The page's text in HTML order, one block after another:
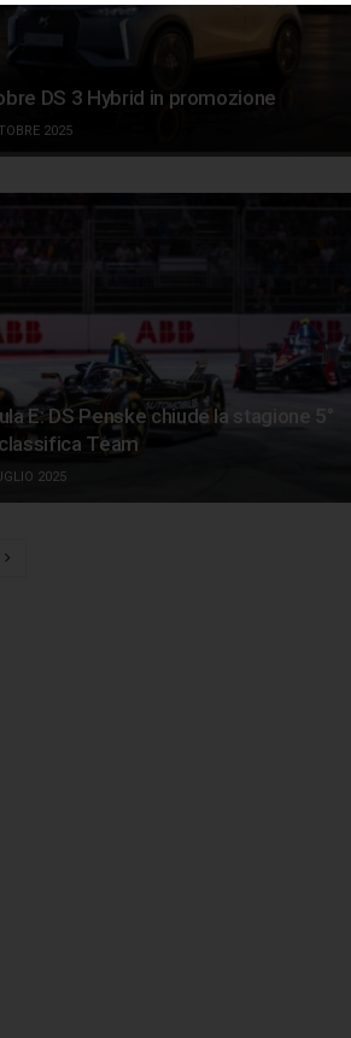
DS 3 Hybrid in promozione
2025
E: DS Penske chiude la stagione 5°
Team
2025